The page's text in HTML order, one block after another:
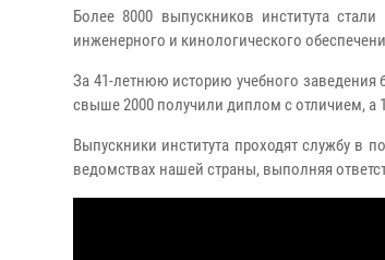
Более 8000 выпускников института
инженерного и кинологического
За 41-летнюю историю учебного заведения
свыше 2000 получили диплом с отличием, а
Выпускники института проходят службу в
ведомствах нашей страны, выполняя